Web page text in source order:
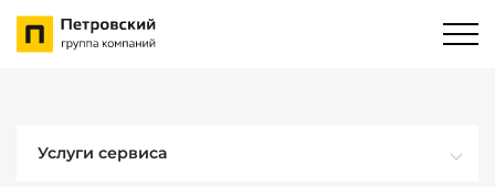
Услуги сервиса